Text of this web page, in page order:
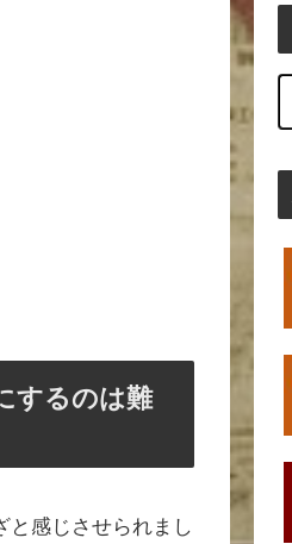
するのは難
と感じさせられまし